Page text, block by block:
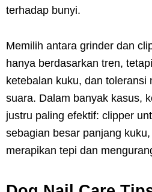
terhadap bunyi.
Memilih antara grinder dan
hanya berdasarkan tren,
ketebalan kuku, dan toleransi
suara. Dalam banyak kasus,
justru paling efektif: clipper
sebagian besar panjang
merapikan tepi dan